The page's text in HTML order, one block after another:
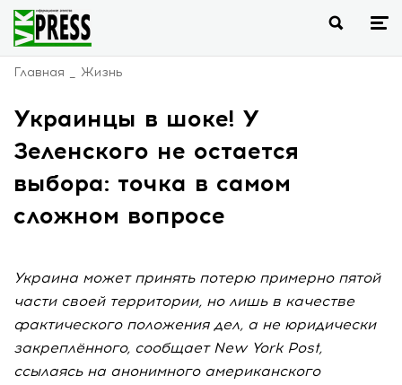
Главная Жизнь
Украинцы в шоке! У
Зеленского не остается
выбора: точка в самом
сложном вопросе
Украина может принять потерю примерно пятой
части своей территории, но лишь в качестве
фактического положения дел, а не юридически
закреплённого, сообщает New York Post,
ссылаясь на анонимного американского